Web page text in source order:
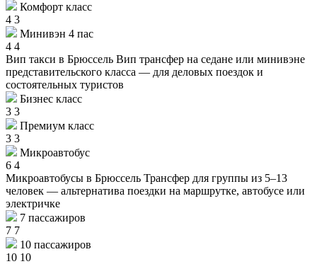
Комфорт класс
4 3
Минивэн 4 пас
4 4
Вип такси в Брюссель Вип трансфер на седане или минивэне
представительского класса — для деловых поездок и
состоятельных туристов
Бизнес класс
3 3
Премиум класс
3 3
Микроавтобус
6 4
Микроавтобусы в Брюссель Трансфер для группы из 5–13
человек — альтернатива поездки на маршрутке, автобусе или
электричке
7 пассажиров
7 7
10 пассажиров
10 10